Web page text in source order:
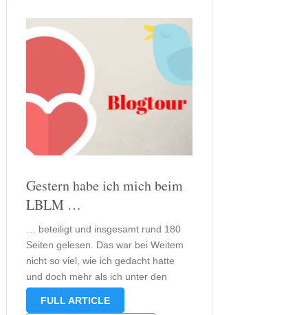
Gestern habe ich mich beim
LBLM …
… beteiligt und insgesamt rund 180
Seiten gelesen. Das war bei Weitem
nicht so viel, wie ich gedacht hatte
und doch mehr als ich unter den
gegebenen Umständen hätte
FULL ARTICLE